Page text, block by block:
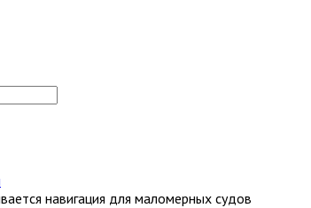
навигация для маломерных судов